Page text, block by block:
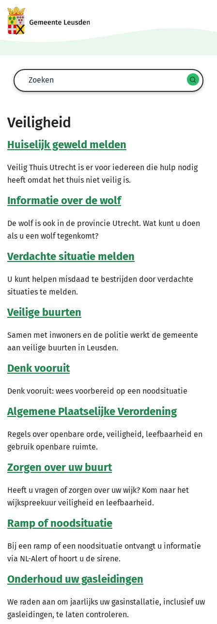
Zoekformulier
Start
Zoeken
Veiligheid
Huiselijk geweld melden
Veilig Thuis Utrecht is er voor iedereen die hulp nodig
heeft omdat het thuis niet veilig is.
Informatie over de wolf
De wolf is ook in de provincie Utrecht. Wat kunt u doen
als u een wolf tegenkomt?
Verdachte situatie melden
U kunt helpen misdaad te bestrijden door verdachte
situaties te melden.
Veilige buurten
Samen met inwoners en de politie werkt de gemeente
aan veilige buurten in Leusden.
Denk vooruit
Denk vooruit: wees voorbereid op een noodsituatie
Algemene Plaatselijke Verordening
Regels over openbare orde, veiligheid, leefbaarheid en
gebruik openbare ruimte.
Zorgen over uw buurt
Heeft u vragen of zorgen over uw wijk? Kom naar het
wijkspreekuur veiligheid en leefbaarheid.
Ramp of noodsituatie
Bij een ramp of een noodsituatie ontvangt u informatie
via NL-Alert of hoort u de sirene.
Onderhoud uw gasleidingen
We raden aan om jaarlijks uw gasinstallatie, inclusief uw
gasleidingen, te laten controleren.